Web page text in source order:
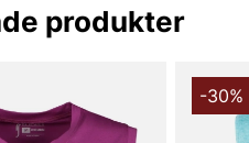
produkter
-30%